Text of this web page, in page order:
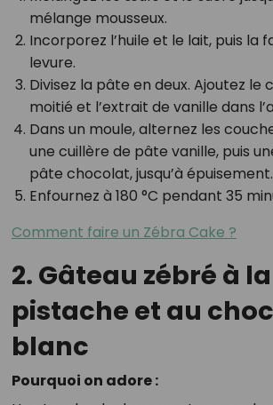
mélange mousseux.
Incorporez l’huile et le lait, puis la
levure.
Divisez la pâte en deux. Ajoutez le
moitié et l’extrait de vanille dans
Dans un moule, alternez les
une cuillère de pâte vanille, puis
pâte chocolat, jusqu’à épuisement.
Enfournez à 180 °C pendant 35
Comment faire un Zébra Cake ?
2. Gâteau zébré à la
pistache et au
blanc
Pourquoi on adore :